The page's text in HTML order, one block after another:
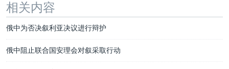
相关内容
俄中为否决叙利亚决议进行辩护
俄中阻止联合国安理会对叙采取行动